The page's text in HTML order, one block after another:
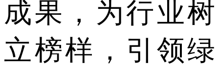
成果，为行业树
立榜样，引领绿